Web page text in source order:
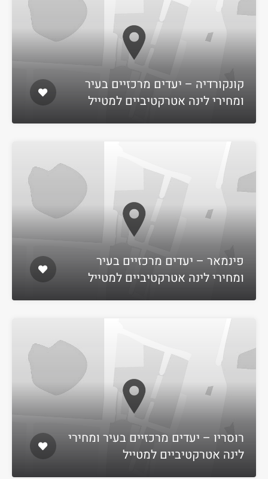
קונקורדיה – יעדים מרכזיים בעיר
ומחירי לינה אטרקטיביים למטייל
פינמאר – יעדים מרכזיים בעיר
ומחירי לינה אטרקטיביים למטייל
רוסריו – יעדים מרכזיים בעיר ומחירי
לינה אטרקטיביים למטייל